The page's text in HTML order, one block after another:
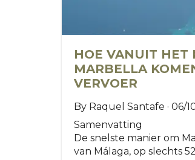
HOE VANUIT HET
MARBELLA
VERVOER
By Raquel Santafe · 06/
Samenvatting
De snelste manier om
van Málaga, op slechts